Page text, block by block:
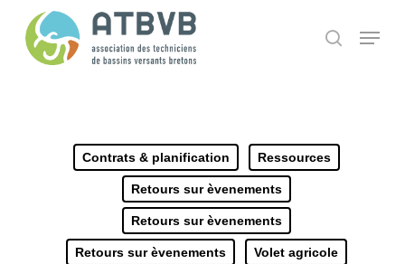
search
Menu
Contrats & planification Ressources
Retours sur èvenements
Retours sur èvenements
Retours sur èvenements Volet agricole
Panneau de gestion des cookies